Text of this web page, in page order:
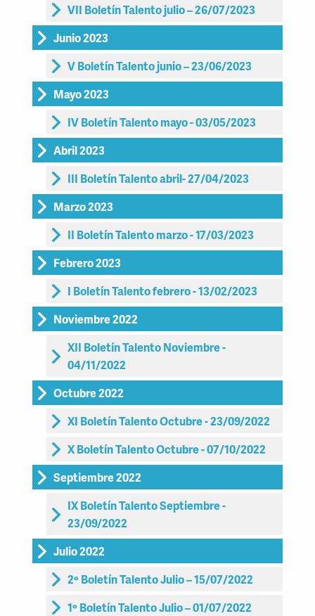
VII Boletín Talento julio – 26/07/2023
Junio 2023
V Boletín Talento junio – 23/06/2023
Mayo 2023
IV Boletín Talento mayo - 03/05/2023
Abril 2023
III Boletín Talento abril- 27/04/2023
Marzo 2023
II Boletín Talento marzo - 17/03/2023
Febrero 2023
I Boletín Talento febrero - 13/02/2023
Noviembre 2022
XII Boletín Talento Noviembre -
04/11/2022
Octubre 2022
XI Boletín Talento Octubre - 23/09/2022
X Boletín Talento Octubre - 07/10/2022
Septiembre 2022
IX Boletín Talento Septiembre -
23/09/2022
Julio 2022
2º Boletín Talento Julio – 15/07/2022
1º Boletín Talento Julio – 01/07/2022